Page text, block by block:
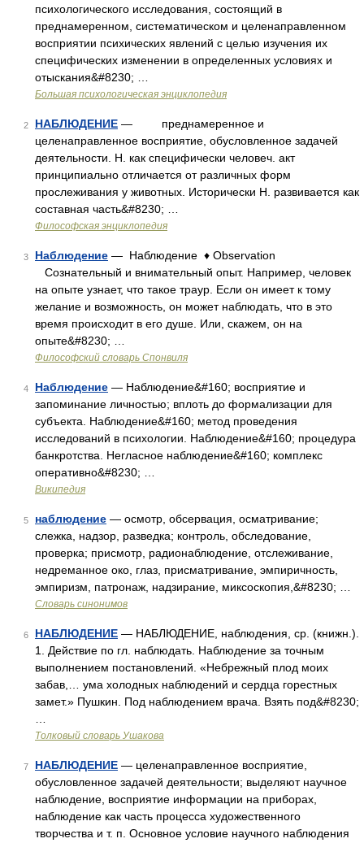
психологического исследования, состоящий в
преднамеренном, систематическом и целенаправленном
восприятии психических явлений с целью изучения их
специфических изменении в определенных условиях и
отыскания&#8230; …
Большая психологическая энциклопедия
2 НАБЛЮДЕНИЕ — преднамеренное и
целенаправленное восприятие, обусловленное задачей
деятельности. Н. как специфически человеч. акт
принципиально отличается от различных форм
прослеживания у животных. Исторически Н. развивается как
составная часть&#8230; …
Философская энциклопедия
3 Наблюдение — Наблюдение ♦ Observation
Сознательный и внимательный опыт. Например, человек
на опыте узнает, что такое траур. Если он имеет к тому
желание и возможность, он может наблюдать, что в это
время происходит в его душе. Или, скажем, он на
опыте&#8230; …
Философский словарь Спонвиля
4 Наблюдение — Наблюдение&#160; восприятие и
запоминание личностью; вплоть до формализации для
субъекта. Наблюдение&#160; метод проведения
исследований в психологии. Наблюдение&#160; процедура
банкротства. Негласное наблюдение&#160; комплекс
оперативно&#8230; …
Википедия
5 наблюдение — осмотр, обсервация, осматривание;
слежка, надзор, разведка; контроль, обследование,
проверка; присмотр, радионаблюдение, отслеживание,
недреманное око, глаз, присматривание, эмпиричность,
эмпиризм, патронаж, надзирание, миксоскопия,&#8230; …
Словарь синонимов
6 НАБЛЮДЕНИЕ — НАБЛЮДЕНИЕ, наблюдения, ср. (книжн.).
1. Действие по гл. наблюдать. Наблюдение за точным
выполнением постановлений. «Небрежный плод моих
забав,… ума холодных наблюдений и сердца горестных
замет.» Пушкин. Под наблюдением врача. Взять под&#8230;
Толковый словарь Ушакова
7 НАБЛЮДЕНИЕ — целенаправленное восприятие,
обусловленное задачей деятельности; выделяют научное
наблюдение, восприятие информации на приборах,
наблюдение как часть процесса художественного
творчества и т. п. Основное условие научного наблюдения